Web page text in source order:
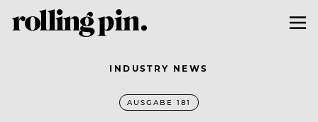
INDUSTRY NEWS
AUSGABE 181